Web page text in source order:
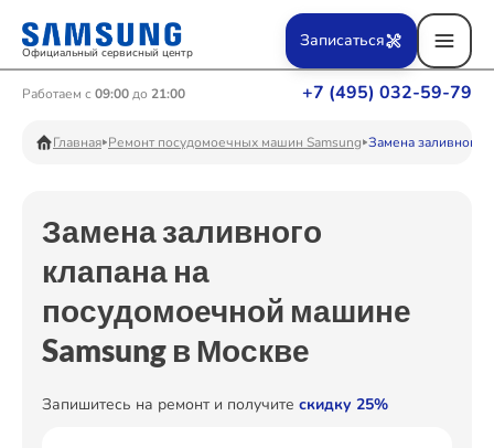
Официальный сервисный центр
+7 (495) 032-59-79
Работаем с 09:00до 21:00
Записаться
Главная Ремонт посудомоечных машин Samsung Замена заливного
Замена заливного
клапана на
посудомоечной машине
Samsung в Москве
Запишитесь на ремонт и получите скидку 25%
Ремонт Вертикальных пылесосов
Ремонт Телевизоров
Ремонт Пылесосов